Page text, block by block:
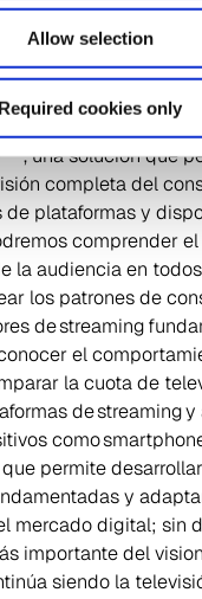
Allow selection
Required cookies only
cada vez más
que el streaming
para la industria
ello, hemos
, una solución que
completa del
de plataformas y
comprender el
la audiencia en
los patrones de
de streaming
el
la cuota de
de streaming
como
permite desarrollar
y
mercado digital; sin
importante del
siendo la